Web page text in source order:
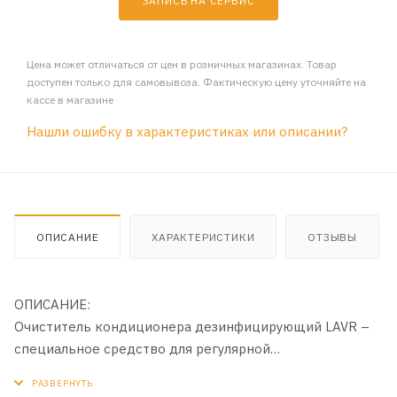
Цена может отличаться от цен в розничных магазинах. Товар
доступен только для самовывоза. Фактическую цену уточняйте на
кассе в магазине
Нашли ошибку в характеристиках или описании?
ОПИСАНИЕ ХАРАКТЕРИСТИКИ ОТЗЫВЫ
ОПИСАНИЕ:
Очиститель кондиционера дезинфицирующий LAVR –
специальное средство для регулярной